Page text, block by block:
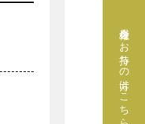
会員権をお持ちの方はこちら